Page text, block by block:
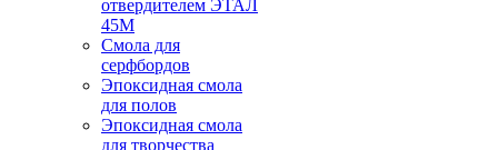
отвердителем ЭТАЛ
45М
Смола для
серфбордов
Эпоксидная смола
для полов
Эпоксидная смола
для творчества